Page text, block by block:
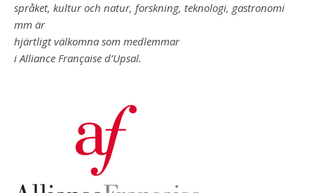
språket, kultur och natur, forskning, teknologi, gastronomi
mm är
hjärtligt välkomna som medlemmar
i Alliance Française d’Upsal.